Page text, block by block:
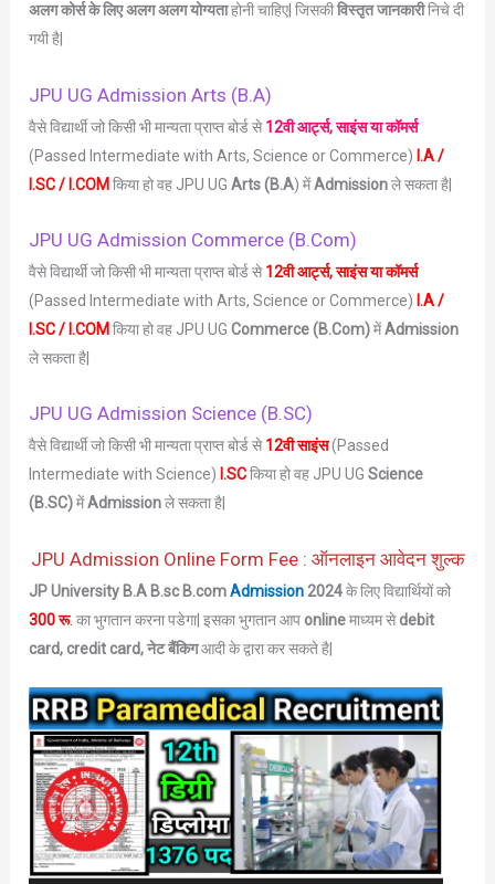
अलग कोर्स के लिए अलग अलग योग्यताहोनी चाहिए| जिसकीविस्तृत जानकारीनिचे दी
गयी है|
JPU UG Admission Arts (B.A)
वैसे विद्यार्थी जो किसी भी मान्यता प्राप्त बोर्ड से12वी आर्ट्स, साइंस या कॉमर्स
(Passed Intermediate with Arts, Science or Commerce)I.A /
I.SC / I.COMकिया हो वह JPU UGArts (B.A) मेंAdmissionले सकता है|
JPU UG Admission Commerce (B.Com)
वैसे विद्यार्थी जो किसी भी मान्यता प्राप्त बोर्ड से12वी आर्ट्स, साइंस या कॉमर्स
(Passed Intermediate with Arts, Science or Commerce) I.A /
I.SC / I.COM किया हो वह JPU UGCommerce (B.Com)मेंAdmission
ले सकता है|
JPU UG Admission Science (B.SC)
वैसे विद्यार्थी जो किसी भी मान्यता प्राप्त बोर्ड से12वी साइंस(Passed
Intermediate with Science) I.SCकिया हो वह JPU UGScience
(B.SC)मेंAdmissionले सकता है|
JPU Admission Online Form Fee : ऑनलाइन आवेदन शुल्क
JP University B.A B.sc B.comAdmission 2024के लिए विद्यार्थियों को
300 रू. का भुगतान करना पडेगा| इसका भुगतान आप onlineमाध्यम सेdebit
card, credit card, नेट बैंकिगआदी के द्वारा कर सकते है|